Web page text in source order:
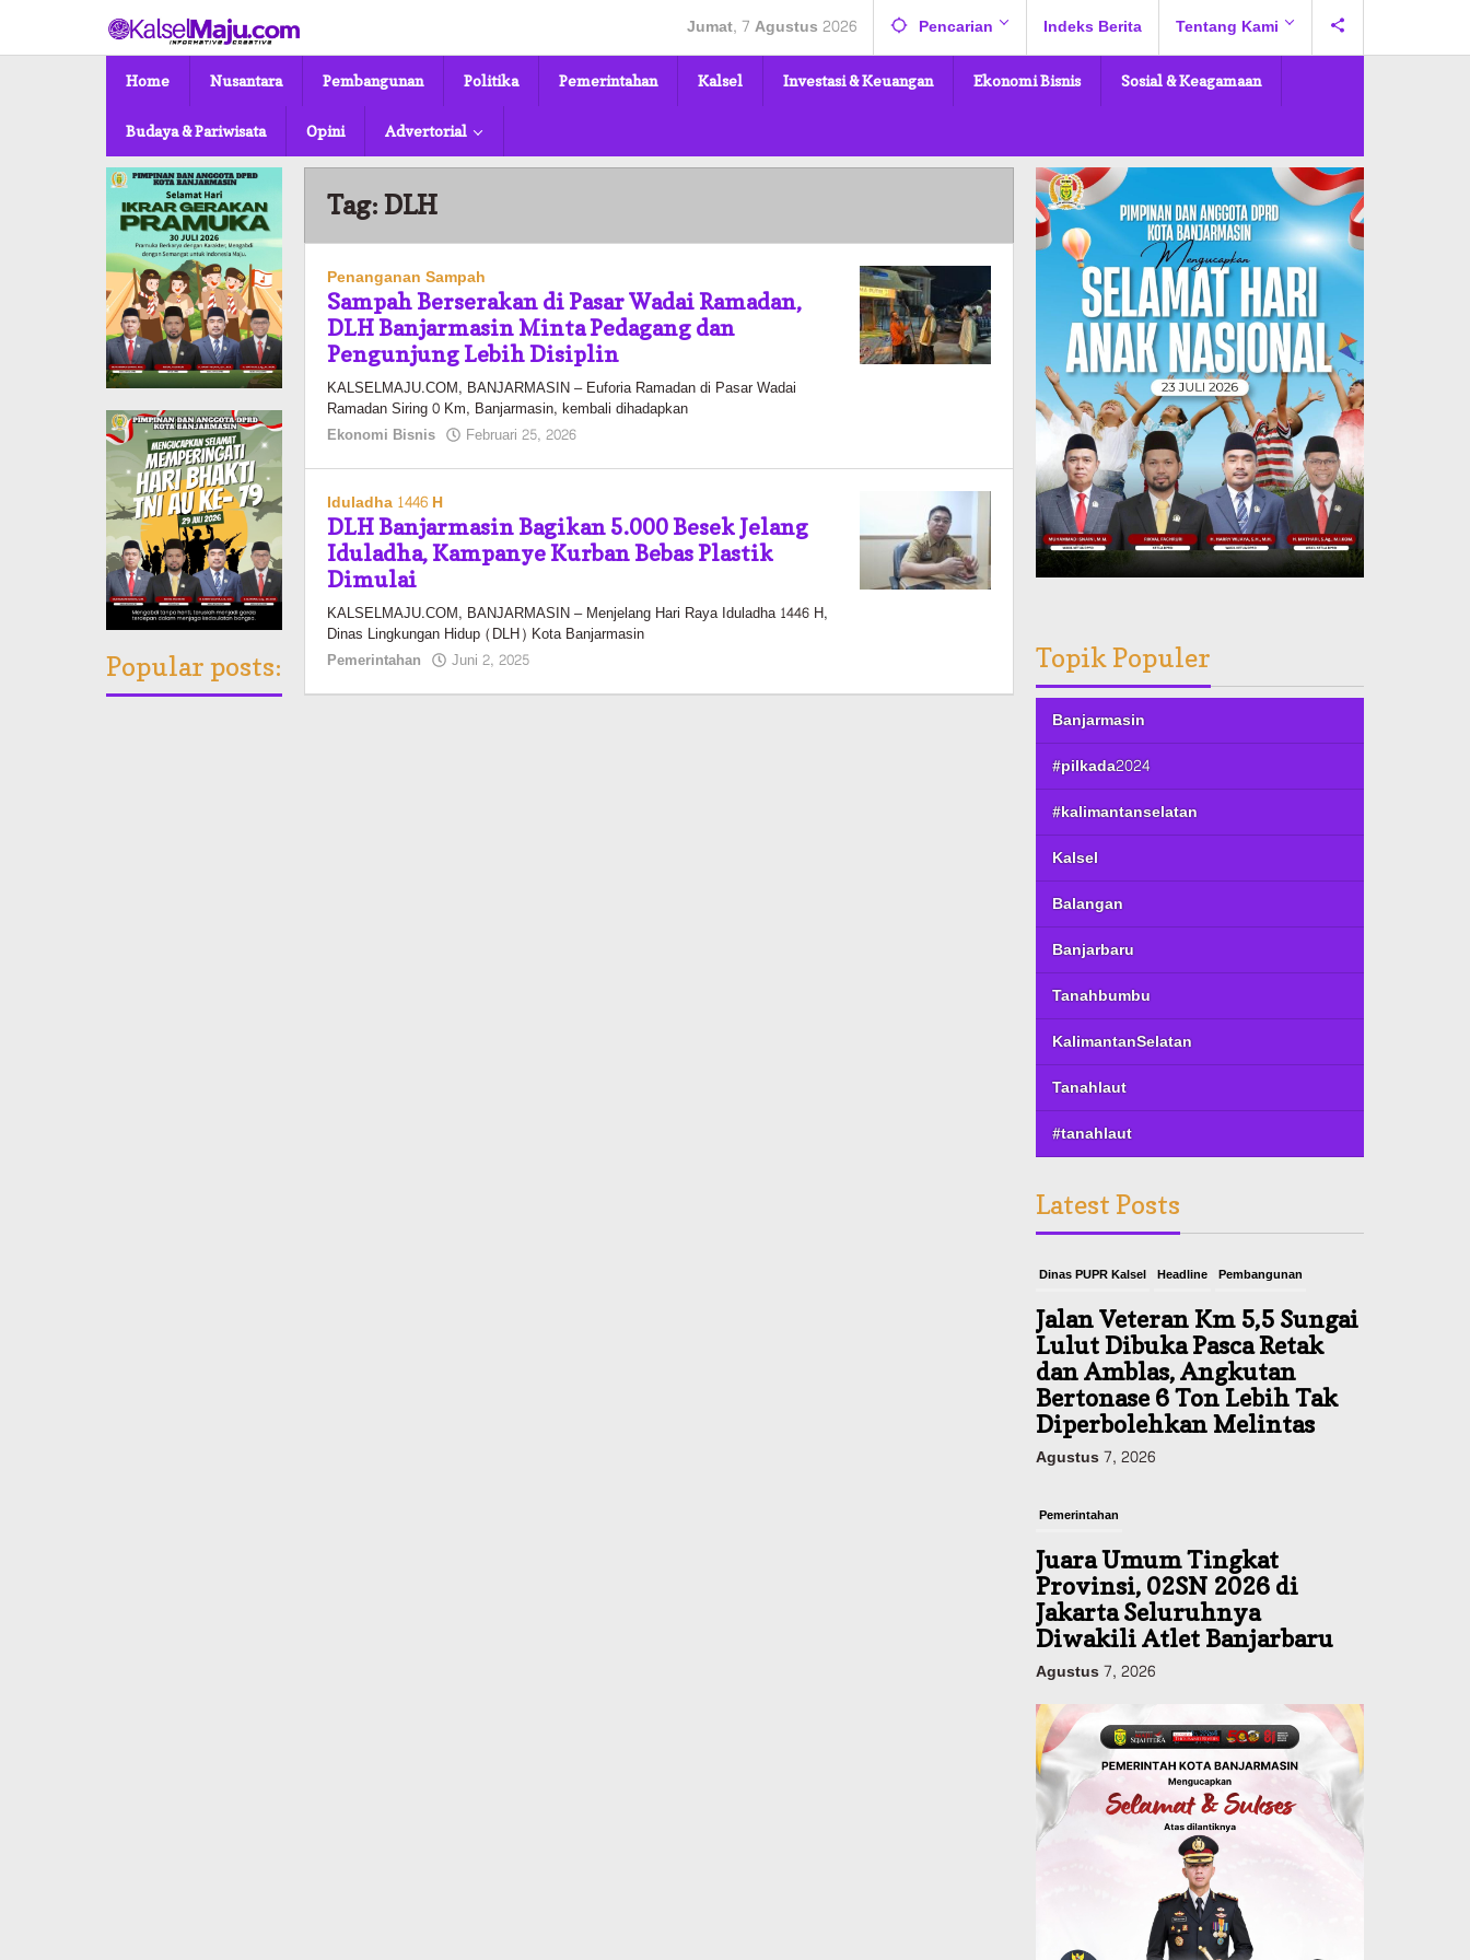
konten
Jumat, 7 Agustus 2026 Pencarian Indeks Berita Tentang Kami
Home Nusantara Pembangunan Politika Pemerintahan Kalsel Investasi & Keuangan Ekonomi Bisnis Sosial & Keagamaan
Budaya & Pariwisata Opini Advertorial
Popular posts:
Tag:DLH
Penanganan Sampah
Sampah Berserakan di Pasar Wadai Ramadan,
DLH Banjarmasin Minta Pedagang dan
Pengunjung Lebih Disiplin
KALSELMAJU.COM, BANJARMASIN – Euforia Ramadan di Pasar Wadai
Ramadan Siring 0 Km, Banjarmasin, kembali dihadapkan
Ekonomi Bisnis
Februari 25, 2026
Iduladha 1446 H
DLH Banjarmasin Bagikan 5.000 Besek Jelang
Iduladha, Kampanye Kurban Bebas Plastik
Dimulai
KALSELMAJU.COM, BANJARMASIN – Menjelang Hari Raya Iduladha 1446 H,
Dinas Lingkungan Hidup (DLH) Kota Banjarmasin
Pemerintahan
Juni 2, 2025 Topik Populer
Banjarmasin
#pilkada2024
#kalimantanselatan
Kalsel
Balangan
Banjarbaru
Tanahbumbu
KalimantanSelatan
Tanahlaut
#tanahlaut
Latest Posts
Dinas PUPR Kalsel Headline Pembangunan
Jalan Veteran Km 5,5 Sungai
Lulut Dibuka Pasca Retak
dan Amblas, Angkutan
Bertonase 6 Ton Lebih Tak
Diperbolehkan Melintas
Agustus 7, 2026
Pemerintahan
Juara Umum Tingkat
Provinsi, 02SN 2026 di
Jakarta Seluruhnya
Diwakili Atlet Banjarbaru
Agustus 7, 2026
Headline Investasi & Keuangan
KUA-PPAS 2027 Banjarbaru
Defisit 170 Miliar,
Pendapatan 1,2 Triliun
Belanja 1,37 Triliun, Tutup
Kekurangan dari SiLPA
Agustus 7, 2026